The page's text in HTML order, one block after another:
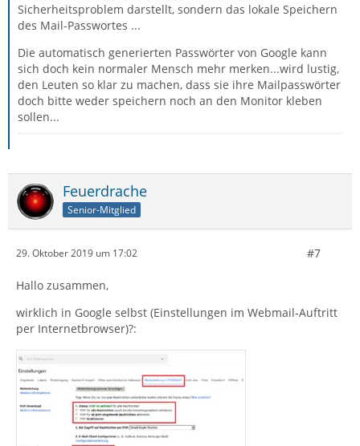
Sicherheitsproblem darstellt, sondern das lokale Speichern
des Mail-Passwortes ...
Die automatisch generierten Passwörter von Google kann
sich doch kein normaler Mensch mehr merken...wird lustig,
den Leuten so klar zu machen, dass sie ihre Mailpasswörter
doch bitte weder speichern noch an den Monitor kleben
sollen...
Feuerdrache
Senior-Mitglied
29. Oktober 2019 um 17:02 #7
Hallo zusammen,
wirklich in Google selbst (Einstellungen im Webmail-Auftritt
per Internetbrowser)?: